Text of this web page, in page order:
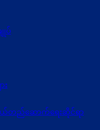
ပ်
း
ယ်တည်ဆောက်ရေးဆိုင်ရာ